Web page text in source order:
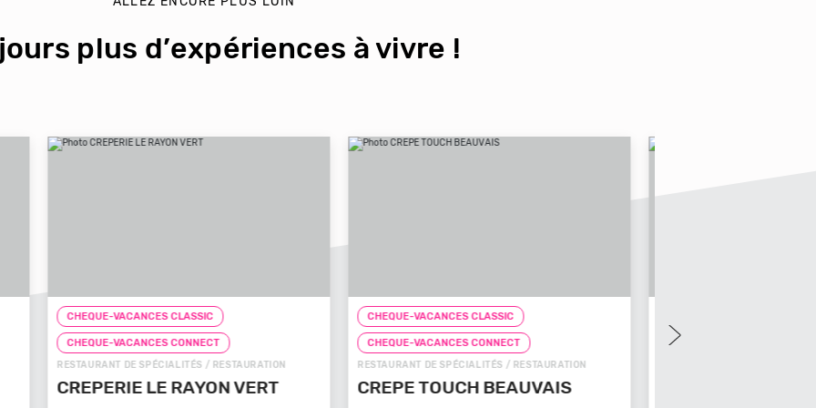
plus d’expériences à vivre !
CHEQUE-VACANCES CLASSIC
CHEQUE-VACANCES CONNECT
RESTAURANT DE SPÉCIALITÉS / RESTAURATION
CREPE TOUCH BEAUVAIS
CHEQUE-VACANCES CLASSIC
CHEQUE-VACANCES CONNECT
FAST-FOODS / RESTAURATION
PIZZA COSY